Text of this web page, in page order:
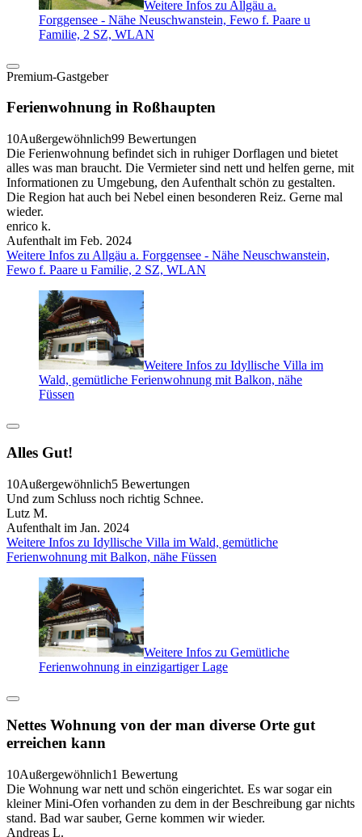
Weitere Infos zu Allgäu a.
Forggensee - Nähe Neuschwanstein, Fewo f. Paare u
Familie, 2 SZ, WLAN
Premium-Gastgeber
Ferienwohnung in Roßhaupten
10Außergewöhnlich99 Bewertungen
Die Ferienwohnung befindet sich in ruhiger Dorflagen und bietet
alles was man braucht. Die Vermieter sind nett und helfen gerne, mit
Informationen zu Umgebung, den Aufenthalt schön zu gestalten.
Die Region hat auch bei Nebel einen besonderen Reiz. Gerne mal
wieder.
enrico k.
Aufenthalt im Feb. 2024
Weitere Infos zu Allgäu a. Forggensee - Nähe Neuschwanstein,
Fewo f. Paare u Familie, 2 SZ, WLAN
Weitere Infos zu Idyllische Villa im
Wald, gemütliche Ferienwohnung mit Balkon, nähe
Füssen
Alles Gut!
10Außergewöhnlich5 Bewertungen
Und zum Schluss noch richtig Schnee.
Lutz M.
Aufenthalt im Jan. 2024
Weitere Infos zu Idyllische Villa im Wald, gemütliche
Ferienwohnung mit Balkon, nähe Füssen
Weitere Infos zu Gemütliche
Ferienwohnung in einzigartiger Lage
Nettes Wohnung von der man diverse Orte gut
erreichen kann
10Außergewöhnlich1 Bewertung
Die Wohnung war nett und schön eingerichtet. Es war sogar ein
kleiner Mini-Ofen vorhanden zu dem in der Beschreibung gar nichts
stand. Bad war sauber, Gerne kommen wir wieder.
Andreas L.